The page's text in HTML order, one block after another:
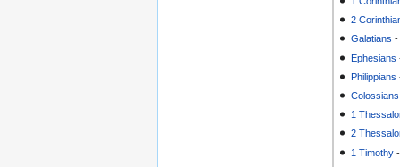
2
Galatians
Ephesians
Philippians
Colossians
1
2
1 Timothy